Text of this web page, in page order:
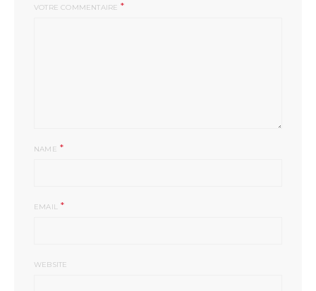
VOTRE COMMENTAIRE *
NAME *
EMAIL *
WEBSITE